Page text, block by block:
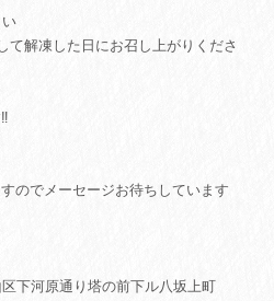
解凍した日にお召し上がりくださ
のでメーセージお待ちしています
下河原通り塔の前下ル八坂上町